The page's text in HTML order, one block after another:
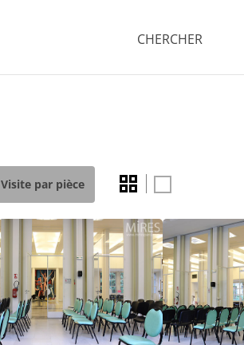
CHERCHER
Visite par pièce